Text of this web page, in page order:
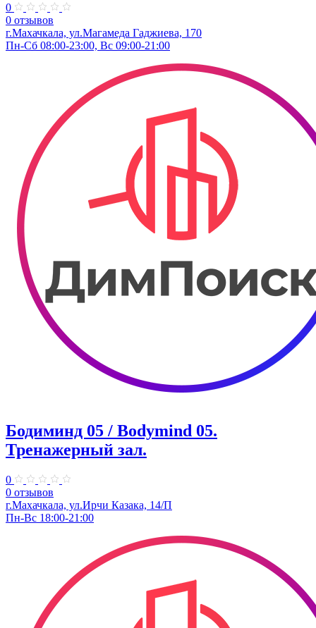
0
0 отзывов
г.Махачкала, ул.​Магамеда Гаджиева, 170
Пн-Сб 08:00-23:00, Вс 09:00-21:00
Бодиминд 05 / Bodymind 05.
Тренажерный зал.
0
0 отзывов
г.Махачкала, ул.Ирчи Казака, 14/П
Пн-Вс 18:00-21:00